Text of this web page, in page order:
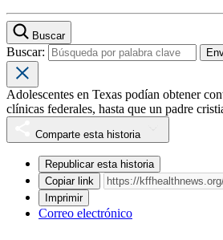
Buscar
Buscar:
Adolescentes en Texas podían obtener
clínicas federales, hasta que un padre
Comparte esta historia
Republicar esta historia
Copiar link
Imprimir
Correo electrónico